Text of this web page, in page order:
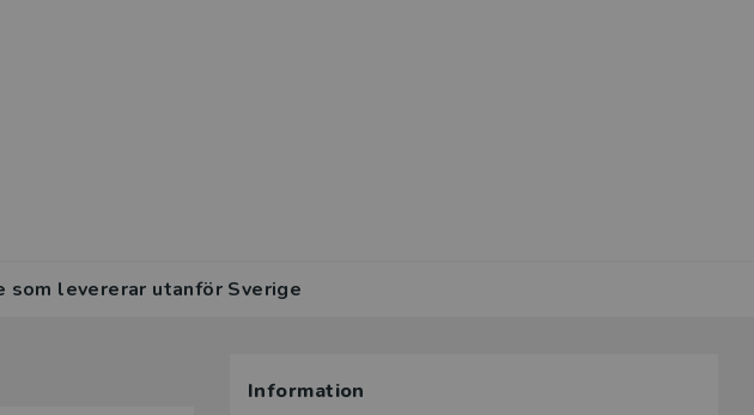
levererar utanför Sverige
Information